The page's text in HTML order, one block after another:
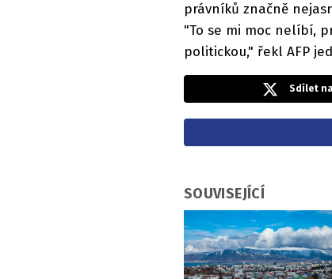
právníků značně
"To se mi moc nelíbí,
politickou," řekl AFP
Sdílet
SOUVISEJÍCÍ